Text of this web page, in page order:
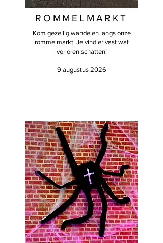
ROMMELMARKT
Kom gezellig wandelen langs onze
rommelmarkt. Je vind er vast wat
verloren schatten!
9 augustus 2026